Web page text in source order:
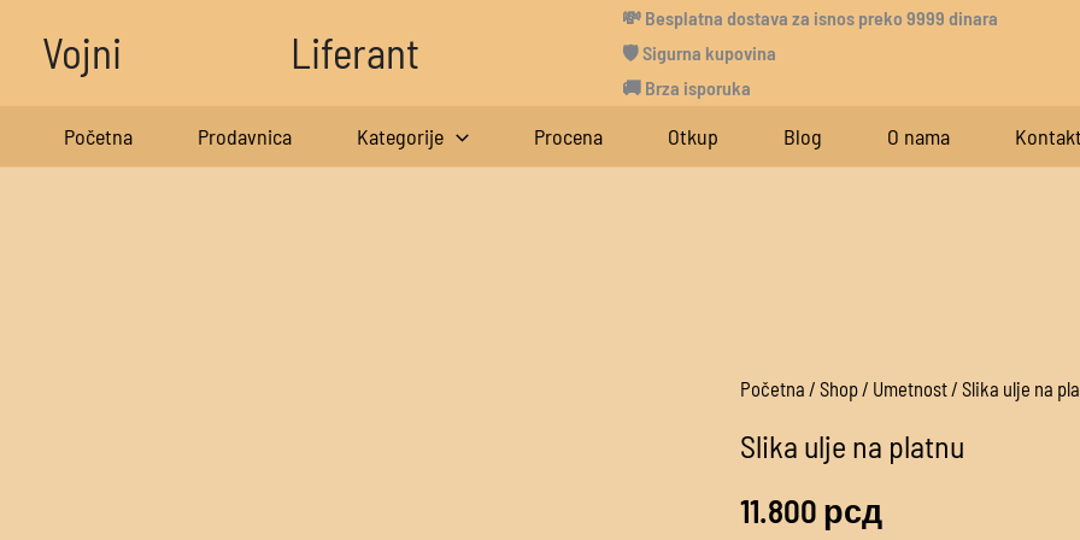
Vojni Liferant
💸 Besplatna dostava za isnos preko 9999 dinara
🛡 Sigurna kupovina
🚚 Brza isporuka
Početna Prodavnica Kategorije Procena Otkup Blog O nama Kontakt
Početna /Shop/ Umetnost/ Slika ulje na
Slika ulje na platnu
11.800 рсд
Slika
platnu